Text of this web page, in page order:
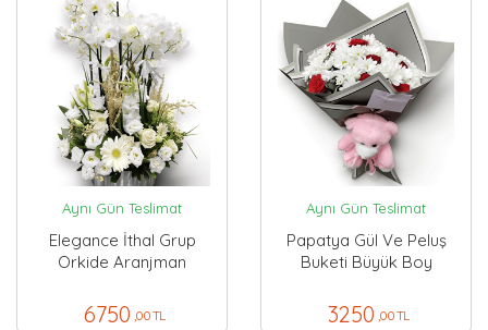
Aynı Gün Teslimat
Elegance İthal Grup
Orkide Aranjman
6750 ,00 TL
Aynı Gün Teslimat
Papatya Gül Ve Peluş
Buketi Büyük Boy
3250 ,00 TL